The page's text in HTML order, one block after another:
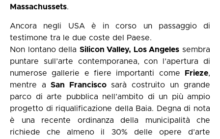
Massachussets.
Ancora negli USA è in corso un passaggio di
testimone tra le due coste del Paese.
Non lontano della Silicon Valley, Los Angeles sembra
puntare sull’arte contemporanea, con l’apertura di
numerose gallerie e fiere importanti come Frieze,
mentre a San Franciscosarà costruito un grande
parco di arte pubblica nell’ambito di un più ampio
progetto di riqualificazione della Baia. Degna di nota
è una recente ordinanza della municipalità che
richiede che almeno il 30% delle opere d’arte